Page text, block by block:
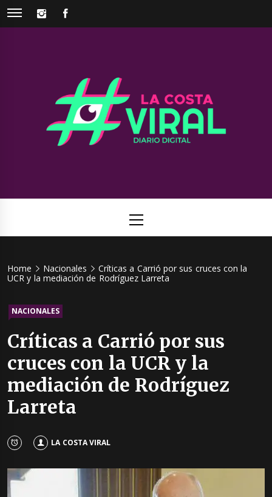
Skip
INSTAGRAM
Viral
Menu
Home Nacionales
Críticas a Carrió por sus cruces con la
UCR y la mediación de Rodríguez Larreta
NACIONALES
Críticas a Carrió por sus
cruces con la UCR y la
mediación de Rodríguez
Larreta
LA COSTA VIRAL